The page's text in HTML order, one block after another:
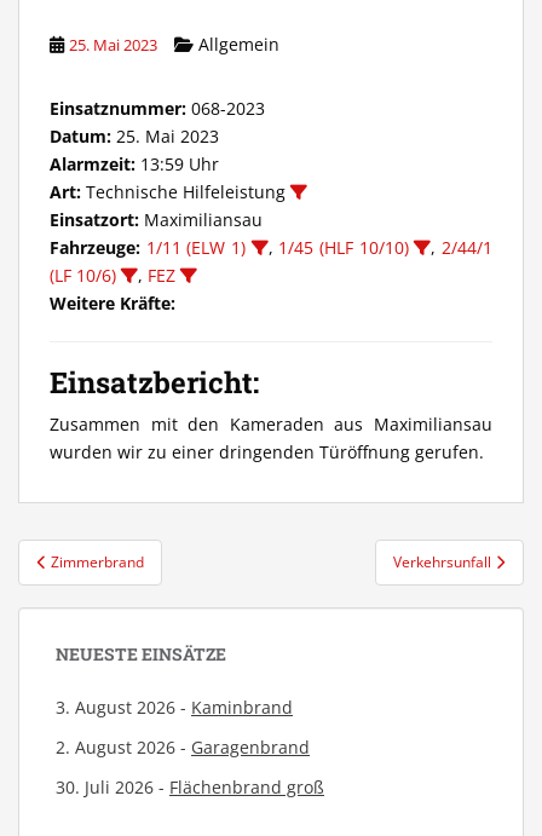
25. Mai 2023 Allgemein
Einsatznummer: 068-2023
Datum: 25. Mai 2023
Alarmzeit: 13:59 Uhr
Art: Technische Hilfeleistung
Einsatzort: Maximiliansau
Fahrzeuge: 1/11 (ELW 1) , 1/45 (HLF 10/10) ,2/44/1
(LF 10/6)
, FEZ
Weitere Kräfte:
Einsatzbericht:
Zusammen mit den Kameraden aus Maximiliansau
wurden wir zu einer dringenden Türöffnung gerufen.
Beitragsnavigation
Zimmerbrand Verkehrsunfall
NEUESTE EINSÄTZE
3. August 2026 - Kaminbrand
2. August 2026 - Garagenbrand
30. Juli 2026 - Flächenbrand groß